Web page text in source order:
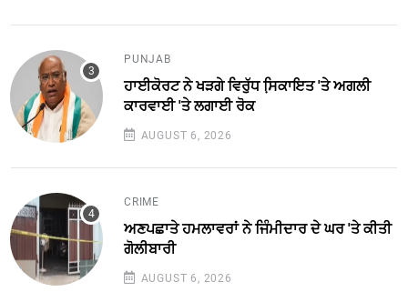
PUNJAB
ਹਾਈਕੋਰਟ ਨੇ ਖੜਗੇ ਵਿਰੁੱਧ ਸਿ਼ਕਾਇਤ 'ਤੇ ਅਗਲੀ
ਕਾਰਵਾਈ 'ਤੇ ਲਗਾਈ ਰੋਕ
AUGUST 6, 2026
CRIME
ਅਣਪਛਾਤੇ ਹਮਲਾਵਰਾਂ ਨੇ ਜਿੰਮੀਦਾਰ ਦੇ ਘਰ 'ਤੇ ਕੀਤੀ
ਗੋਲੀਬਾਰੀ
AUGUST 6, 2026